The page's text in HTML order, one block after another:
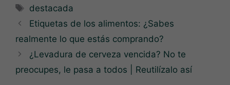
Etiquetas
destacada
Etiquetas de los alimentos: ¿Sabes
realmente lo que estás comprando?
¿Levadura de cerveza vencida? No te
preocupes, le pasa a todos | Reutilízalo así